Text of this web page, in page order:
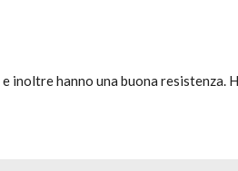
inoltre hanno una buona resistenza.